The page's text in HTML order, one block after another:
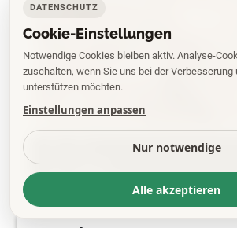
EPAPER
DATENSCHUTZ
Cookie-Einstellungen
Notwendige Cookies bleiben aktiv. Analyse-
zuschalten, wenn Sie uns bei der Verbesserung
unterstützen möchten.
Einstellungen anpassen
Nur notwendige
Alle akzeptieren